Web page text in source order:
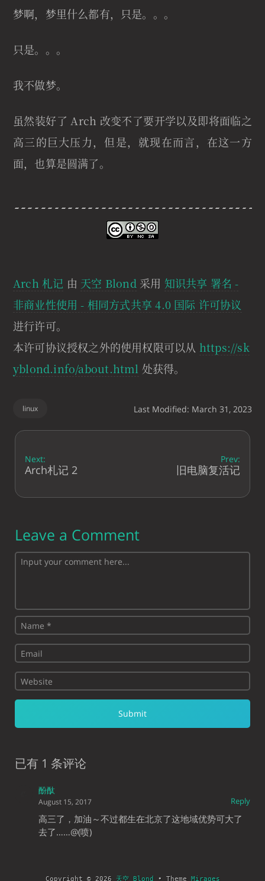
梦啊，梦里什么都有，只是。。。
只是。。。
我不做梦。
虽然装好了 Arch 改变不了要开学以及即将面临之
高三的巨大压力，但是，就现在而言，在这一方
面，也算是圆满了。
Arch 札记 由 天空 Blond采用 知识共享 署名 -
非商业性使用 - 相同方式共享 4.0 国际 许可协议
进行许可。
本许可协议授权之外的使用权限可以从 https://sk
yblond.info/about.html 处获得。
linux Last Modified: March 31, 2023
Next:
Arch札记 2
Prev:
旧电脑复活记
Leave a Comment
已有 1 条评论
酚酞
Reply
August 15, 2017
高三了，加油～不过都生在北京了这地域优势可大了
去了……@(喷)
Copyright © 2026 天空 Blond • Theme Mirages